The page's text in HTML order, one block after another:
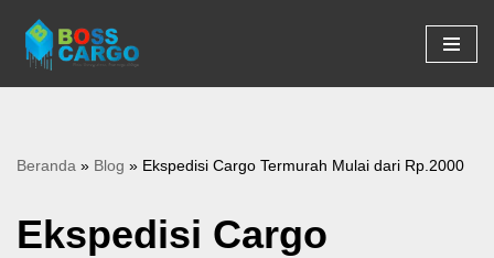
Lompat
ke
Beranda » Blog » Ekspedisi Cargo Termurah Mulai dari Rp.2000
Ekspedisi Cargo